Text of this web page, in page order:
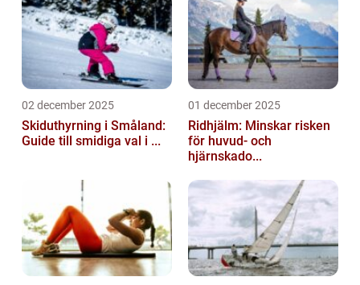
02 december 2025
Skiduthyrning i Småland:
Guide till smidiga val i ...
01 december 2025
Ridhjälm: Minskar risken
för huvud- och
hjärnskado...